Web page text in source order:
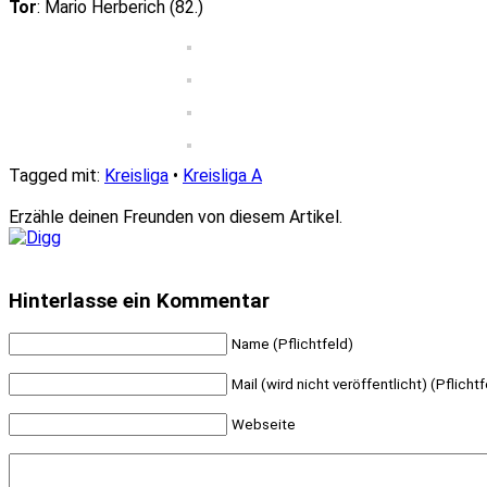
Tor: Mario Herberich (82.)
Tagged mit: Kreisliga • Kreisliga A
Erzähle deinen Freunden von diesem Artikel.
Hinterlasse ein Kommentar
Name (Pflichtfeld)
Mail (wird nicht veröffentlicht)
Webseite